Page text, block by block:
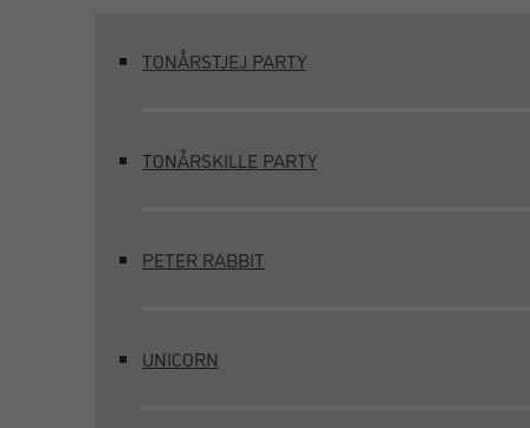
TONÅRSTJEJ PARTY
TONÅRSKILLE PARTY
PETER RABBIT
UNICORN